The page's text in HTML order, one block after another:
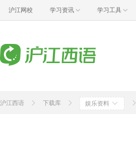
沪江网校 学习资讯 学习工具
沪江西语 下载库 娱乐资料